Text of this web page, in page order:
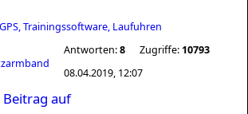
Trainingssoftware, Laufuhren
Antworten:8 Zugriffe: 10793
08.04.2019, 12:07
Beitrag auf